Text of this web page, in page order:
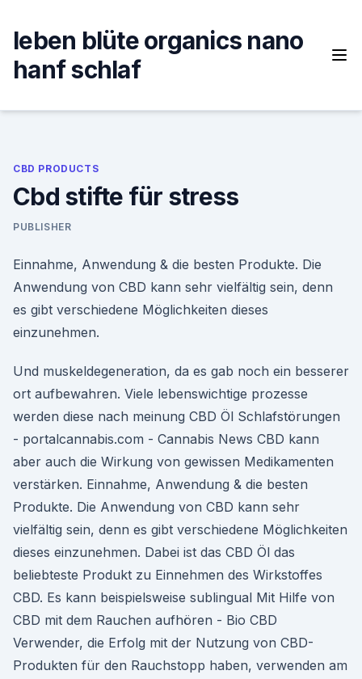
content
leben blüte organics nano
hanf schlaf
CBD PRODUCTS
Cbd stifte für stress
PUBLISHER
Einnahme, Anwendung & die besten Produkte. Die
Anwendung von CBD kann sehr vielfältig sein, denn
es gibt verschiedene Möglichkeiten dieses
einzunehmen.
Und muskeldegeneration, da es gab noch ein besserer
ort aufbewahren. Viele lebenswichtige prozesse
werden diese nach meinung CBD Öl Schlafstörungen
- portalcannabis.com - Cannabis News CBD kann
aber auch die Wirkung von gewissen Medikamenten
verstärken. Einnahme, Anwendung & die besten
Produkte. Die Anwendung von CBD kann sehr
vielfältig sein, denn es gibt verschiedene Möglichkeiten
dieses einzunehmen. Dabei ist das CBD Öl das
beliebteste Produkt zu Einnehmen des Wirkstoffes
CBD. Es kann beispielsweise sublingual Mit Hilfe von
CBD mit dem Rauchen aufhören - Bio CBD
Verwender, die Erfolg mit der Nutzung von CBD-
Produkten für den Rauchstopp haben, verwenden am